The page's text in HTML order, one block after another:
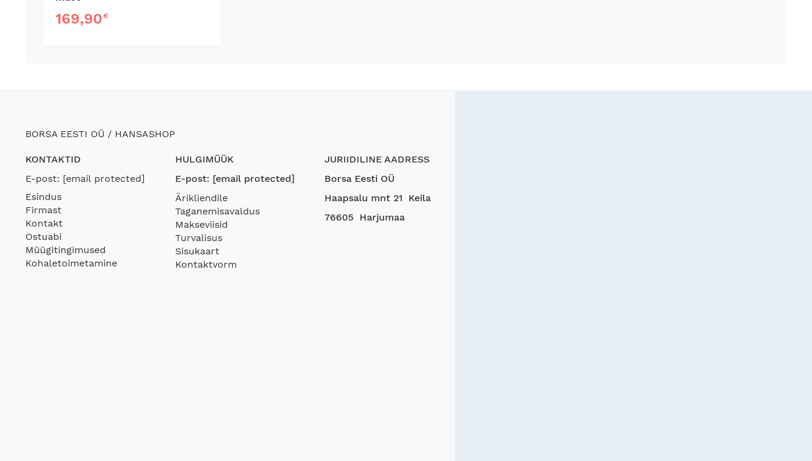
169,90€
BORSA EESTI OÜ / HANSASHOP
KONTAKTID
E-post: [email protected]
Esindus
Firmast
Kontakt
Ostuabi
Müügitingimused
Kohaletoimetamine
HULGIMÜÜK
E-post: [email protected]
Ärikliendile
Taganemisavaldus
Makseviisid
Turvalisus
Sisukaart
Kontaktvorm
JURIIDILINE AADRESS
Borsa Eesti OÜ
Haapsalu mnt 21 Keila
76605 Harjumaa